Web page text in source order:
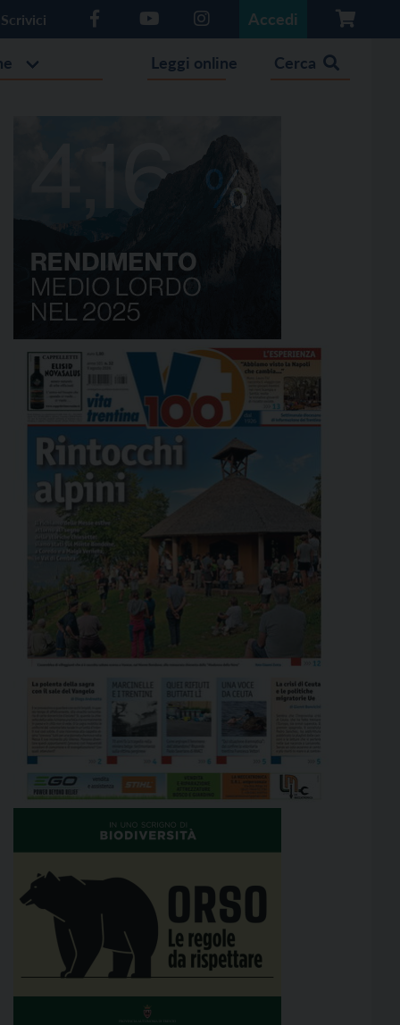
Scrivici Accedi
Leggi online Cerca